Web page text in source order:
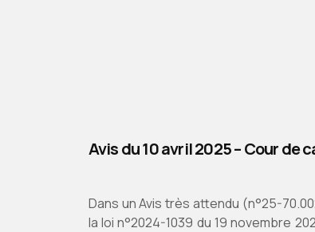
Avis du 10 avril 2025 – Cour
Dans un Avis très attendu (n°25-
la loi n°2024-1039 du 19 novembre